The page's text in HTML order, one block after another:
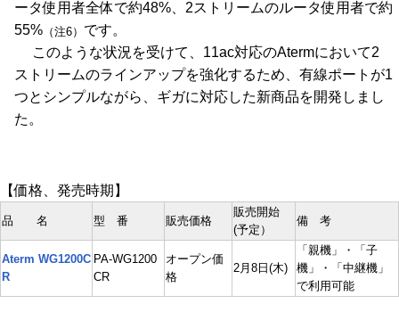
ータ使用者全体で約48%、2ストリームのルータ使用者で約
55%（注6） です。
このような状況を受けて、11ac対応のAtermにおいて2
ストリームのラインアップを強化するため、有線ポートが1
つとシンプルながら、ギガに対応した新商品を開発しまし
た。
【価格、発売時期】
品 名 型 番 販売価格
販売開始
(予定）
備 考
Aterm WG1200C
R
PA-WG1200
CR
オープン価
格
2月8日(木)
「親機」・「子
機」・「中継機」
で利用可能